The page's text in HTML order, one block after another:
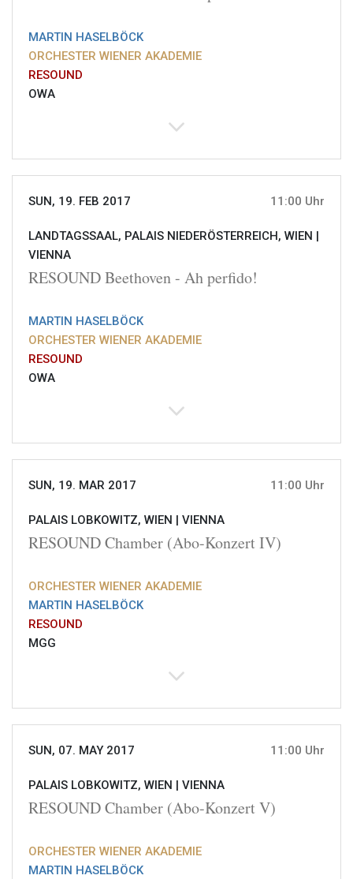
MARTIN HASELBÖCK
ORCHESTER WIENER AKADEMIE
RESOUND
OWA
SUN, 19. FEB 2017 11:00 Uhr
LANDTAGSSAAL, PALAIS NIEDERÖSTERREICH, WIEN |
VIENNA
RESOUND Beethoven - Ah perfido!
MARTIN HASELBÖCK
ORCHESTER WIENER AKADEMIE
RESOUND
OWA
SUN, 19. MAR 2017 11:00 Uhr
PALAIS LOBKOWITZ, WIEN | VIENNA
RESOUND Chamber (Abo-Konzert IV)
ORCHESTER WIENER AKADEMIE
MARTIN HASELBÖCK
RESOUND
MGG
SUN, 07. MAY 2017 11:00 Uhr
PALAIS LOBKOWITZ, WIEN | VIENNA
RESOUND Chamber (Abo-Konzert V)
ORCHESTER WIENER AKADEMIE
MARTIN HASELBÖCK